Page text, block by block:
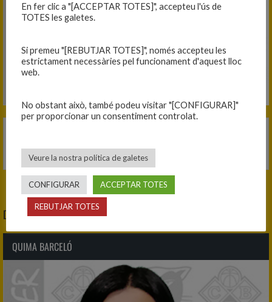
Edat 48
DELEGADA
QUIMA BARCELÓ
En fer clic a "[ACCEPTAR TOTES]", accepteu l'ús de
TOTES les galetes.
Si premeu "[REBUTJAR TOTES]", només accepteu les
estrictament necessàries pel funcionament d'aquest lloc
web.
No obstant això, també podeu visitar "[CONFIGURAR]"
per proporcionar un consentiment controlat.
Veure la nostra política de galetes
CONFIGURAR ACCEPTAR TOTES
REBUTJAR TOTES